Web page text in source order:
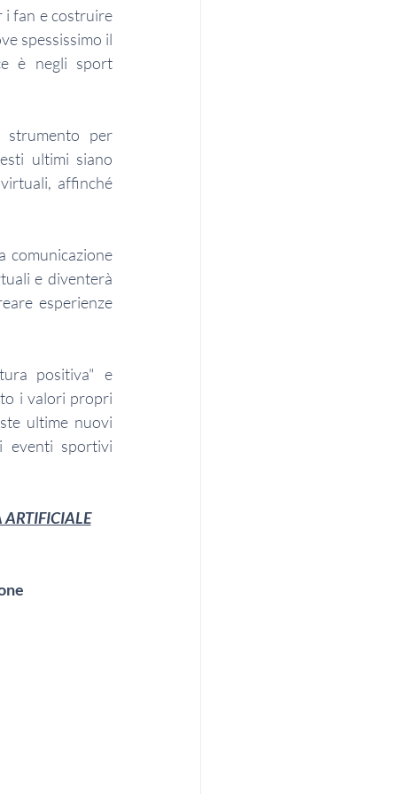
i fan e costruire
spessissimo il
è negli sport
strumento per
ultimi siano
affinché
comunicazione
e diventerà
esperienze
positiva" e
i valori propri
ultime nuovi
eventi sportivi
ARTIFICIALE